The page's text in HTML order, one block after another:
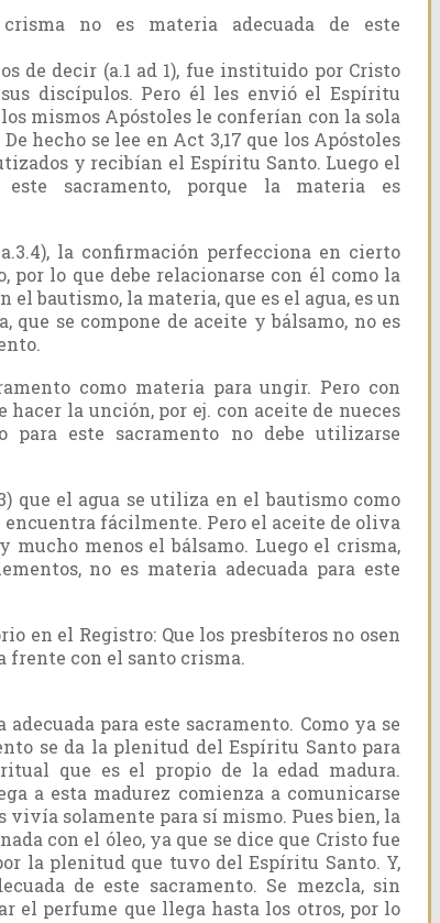
crisma no es materia adecuada de este
de decir (a.1 ad 1), fue instituido por Cristo
discípulos. Pero él les envió el Espíritu
mismos Apóstoles le conferían con la sola
hecho se lee en Act 3,17 que los Apóstoles
y recibían el Espíritu Santo. Luego el
sacramento, porque la materia es
la confirmación perfecciona en cierto
por lo que debe relacionarse con él como la
bautismo, la materia, que es el agua, es un
que se compone de aceite y bálsamo, no es
como materia para ungir. Pero con
hacer la unción, por ej. con aceite de nueces
para este sacramento no debe utilizarse
que el agua se utiliza en el bautismo como
encuentra fácilmente. Pero el aceite de oliva
mucho menos el bálsamo. Luego el crisma,
no es materia adecuada para este
en el Registro: Que los presbíteros no osen
frente con el santo crisma.
adecuada para este sacramento. Como ya se
se da la plenitud del Espíritu Santo para
que es el propio de la edad madura.
a esta madurez comienza a comunicarse
vivía solamente para sí mismo. Pues bien, la
con el óleo, ya que se dice que Cristo fue
la plenitud que tuvo del Espíritu Santo. Y,
de este sacramento. Se mezcla, sin
el perfume que llega hasta los otros, por lo